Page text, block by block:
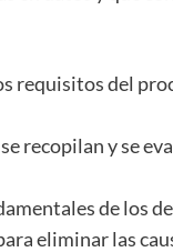
requisitos del
recopilan y se
de los
eliminar las